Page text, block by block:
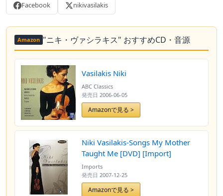
Facebook nikivasilakis
Amazon "ニキ・ヴァシラキス" おすすめCD・音源
Vasilakis Niki
ABC Classics
発売日 2006-06-05
Amazonで見る >
Niki Vasilakis-Songs My Mother
Taught Me [DVD] [Import]
Imports
発売日 2007-12-25
Amazonで見る >